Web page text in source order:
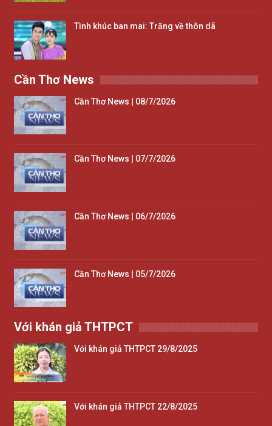
Tình khúc ban mai: Trăng về thôn dã
Cần Thơ News
Cần Thơ News | 08/7/2026
Cần Thơ News | 07/7/2026
Cần Thơ News | 06/7/2026
Cần Thơ News | 05/7/2026
Với khán giả THTPCT
Với khán giả THTPCT 29/8/2025
Với khán giả THTPCT 22/8/2025